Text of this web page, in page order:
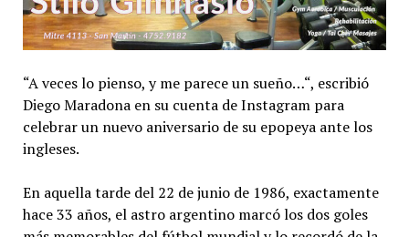
“A veces lo pienso, y me parece un sueño…“, escribió
Diego Maradona en su cuenta de Instagram para
celebrar un nuevo aniversario de su epopeya ante los
ingleses.
En aquella tarde del 22 de junio de 1986, exactamente
hace 33 años, el astro argentino marcó los dos goles